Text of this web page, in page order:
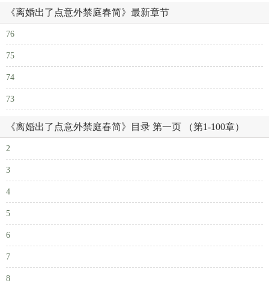
《离婚出了点意外禁庭春简》最新章节
76
75
74
73
《离婚出了点意外禁庭春简》目录 第一页 （第1-100章）
2
3
4
5
6
7
8